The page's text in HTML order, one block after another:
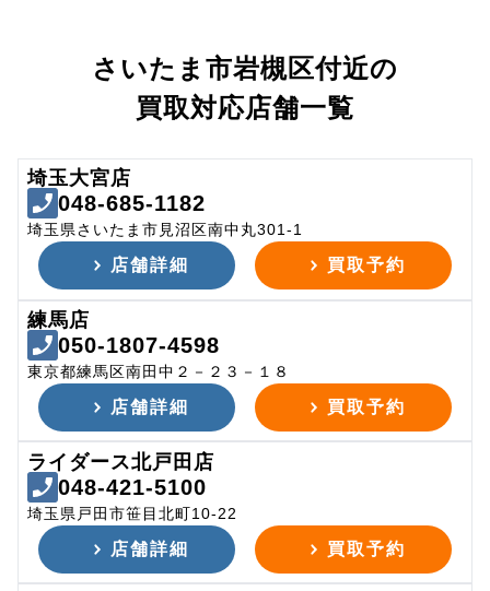
さいたま市岩槻区付近の
買取対応店舗一覧
埼玉大宮店
048-685-1182
埼玉県さいたま市見沼区南中丸301-1
店舗詳細 買取予約
練馬店
050-1807-4598
東京都練馬区南田中２－２３－１８
店舗詳細 買取予約
ライダース北戸田店
048-421-5100
埼玉県戸田市笹目北町10-22
店舗詳細 買取予約